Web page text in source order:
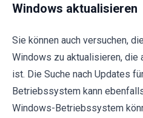
Windows aktualisieren
Sie können auch versuchen,
Windows zu aktualisieren,
ist. Die Suche nach Updates
Betriebssystem kann
Windows-Betriebssystem